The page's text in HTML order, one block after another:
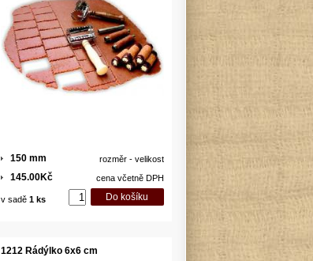
rozměr - velikost
150 mm
cena včetně DPH
145.00Kč
v sadě 1 ks
1212 Rádýlko 6x6 cm